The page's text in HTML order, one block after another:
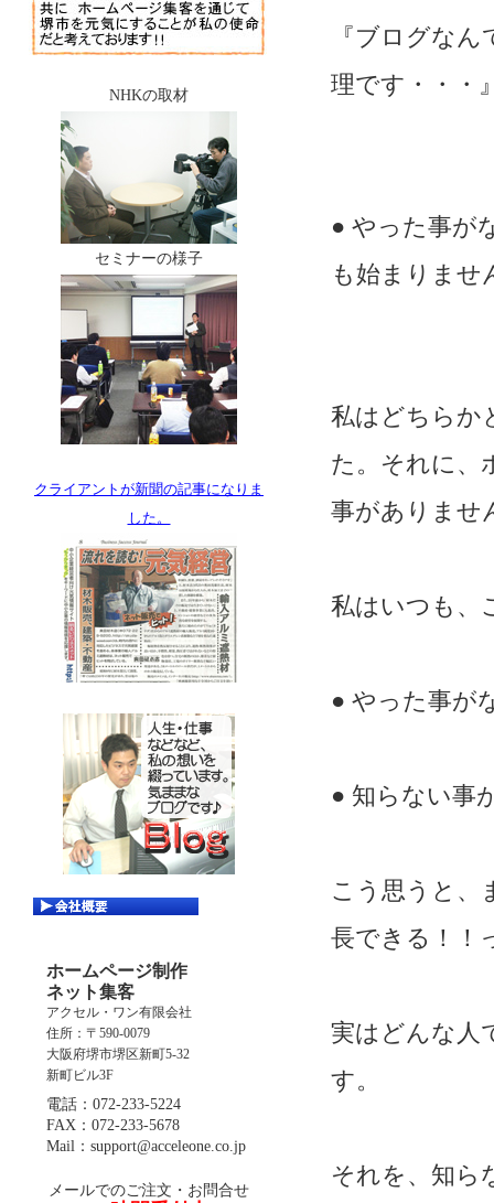
『ブログな
理です・・・
● やった事
も始まりませ
私はどちらか
た。それに、
事がありませ
私はいつも、
● やった事
● 知らない事
こう思うと、
長できる！！
実はどんな人
す。
それを、知ら
NHKの取材
セミナーの様子
クライアントが新聞の記事になりま
した。
ホームページ制作
ネット集客
アクセル・ワン有限会社
住所：〒590-0079
大阪府堺市堺区新町5-32
新町ビル3F
電話：072-233-5224
FAX：072-233-5678
Mail：support@acceleone.co.jp
メールでのご注文・お問合せ